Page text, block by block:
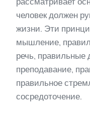
человек должен
жизни. Эти
мышление,
речь, правильные
преподавание,
правильное
сосредоточение.